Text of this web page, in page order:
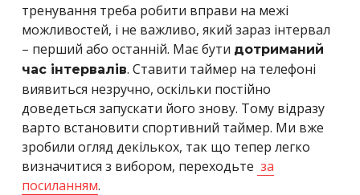
тренування треба робити вправи на межі
можливостей, і не важливо, який зараз інтервал
– перший або останній. Має бути дотриманий
час інтервалів. Ставити таймер на телефоні
виявиться незручно, оскільки постійно
доведеться запускати його знову. Тому відразу
варто встановити спортивний таймер. Ми вже
зробили огляд декількох, так що тепер легко
визначитися з вибором, переходьте за
посиланням.